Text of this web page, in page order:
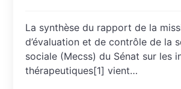
La synthèse du rapport de la
d’évaluation et de contrôle de la
sociale (Mecss) du Sénat sur les
thérapeutiques[1] vient…